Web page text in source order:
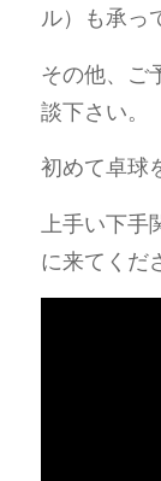
ル）も承っ
その他、ご
談下さい。
初めて卓球
上手い下手
に来てくだ